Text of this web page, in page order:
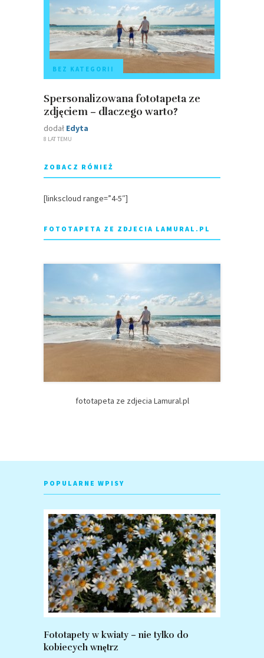
BEZ KATEGORII
Spersonalizowana fototapeta ze
zdjęciem – dlaczego warto?
dodał Edyta
8 LAT TEMU
ZOBACZ RÓNIEŻ
[linkscloud range=”4-5″]
FOTOTAPETA ZE ZDJECIA LAMURAL.PL
fototapeta ze zdjecia Lamural.pl
POPULARNE WPISY
Fototapety w kwiaty – nie tylko do
kobiecych wnętrz